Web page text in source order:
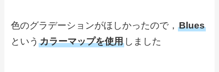
色のグラデーションがほしかったので，Blues
というカラーマップを使用 しました